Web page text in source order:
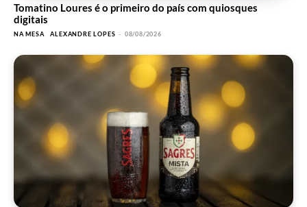
Tomatino Loures é o primeiro do país com quiosques
digitais
NA MESA ALEXANDRE LOPES - 08/08/2026